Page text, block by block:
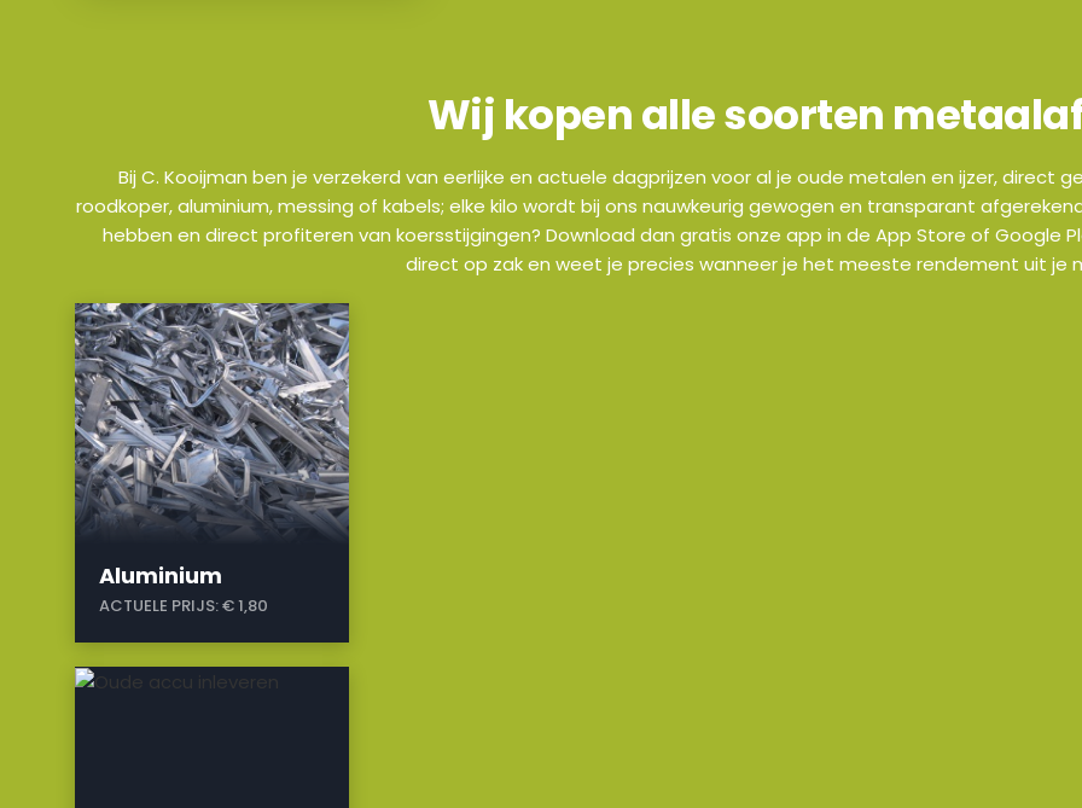
Wij kopen alle soorten
Bij C. Kooijman ben je verzekerd van eerlijke en actuele dagprijzen voor al je oude metalen en ijzer, direct
roodkoper, aluminium, messing of kabels; elke kilo wordt bij ons nauwkeurig gewogen en transparant
hebben en direct profiteren van koersstijgingen? Download dan gratis onze app in de App Store of Google
direct op zak en weet je precies wanneer je het meeste rendement uit je
Aluminium
ACTUELE PRIJS:€ 1,80
a
a